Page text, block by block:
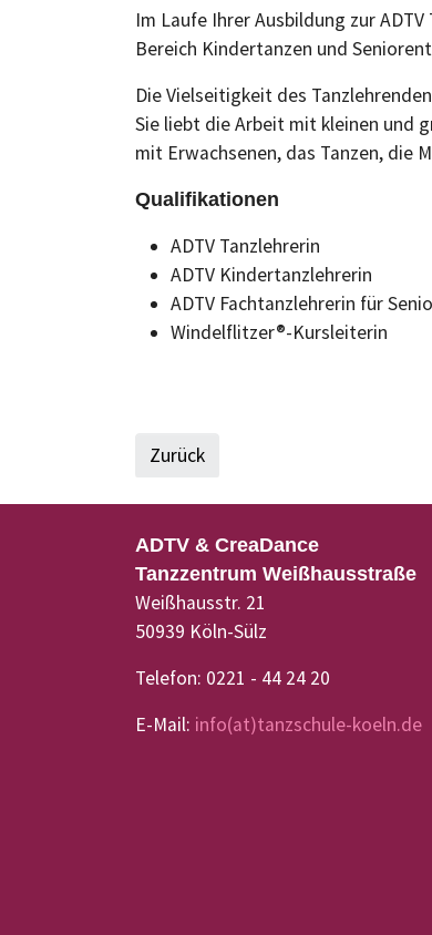
Im Laufe Ihrer Ausbildung zur
Bereich Kindertanzen und
Die Vielseitigkeit des
Sie liebt die Arbeit mit kleinen und
mit Erwachsenen, das Tanzen, die
Qualifikationen
ADTV Tanzlehrerin
ADTV Kindertanzlehrerin
ADTV Fachtanzlehrerin für
Windelflitzer®-Kursleiterin
Zurück
ADTV & CreaDance
Tanzzentrum Weißhausstraße
Weißhausstr. 21
50939 Köln-Sülz
Telefon: 0221 - 44 24 20
E-Mail: info(at)tanzschule-koeln.de